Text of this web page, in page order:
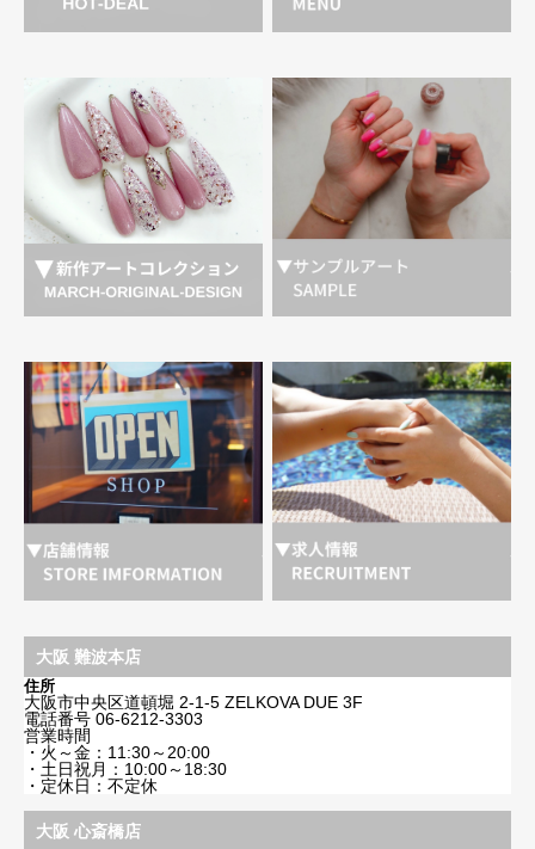
大阪 難波本店
住所
大阪市中央区道頓堀 2-1-5 ZELKOVA DUE 3F
電話番号 06-6212-3303
営業時間
・火～金：11:30～20:00
・土日祝月：10:00～18:30
・定休日：不定休
大阪 心斎橋店